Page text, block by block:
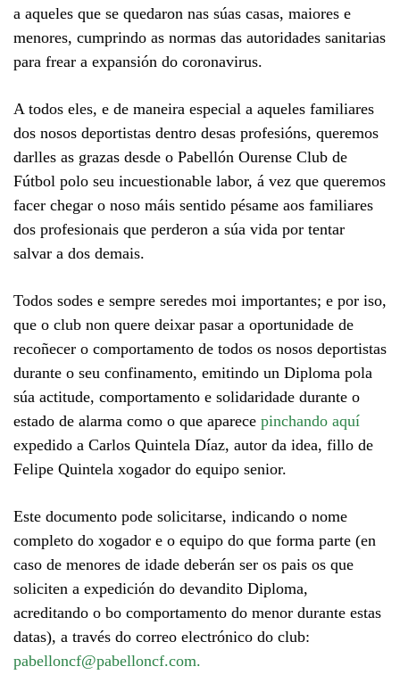
a aqueles que se quedaron nas súas casas, maiores e
menores, cumprindo as normas das autoridades sanitarias
para frear a expansión do coronavirus.
A todos eles, e de maneira especial a aqueles familiares
dos nosos deportistas dentro desas profesións, queremos
darlles as grazas desde o Pabellón Ourense Club de
Fútbol polo seu incuestionable labor, á vez que queremos
facer chegar o noso máis sentido pésame aos familiares
dos profesionais que perderon a súa vida por tentar
salvar a dos demais.
Todos sodes e sempre seredes moi importantes; e por iso,
que o club non quere deixar pasar a oportunidade de
recoñecer o comportamento de todos os nosos deportistas
durante o seu confinamento, emitindo un Diploma pola
súa actitude, comportamento e solidaridade durante o
estado de alarma como o que aparece pinchando aquí
expedido a Carlos Quintela Díaz, autor da idea, fillo de
Felipe Quintela xogador do equipo senior.
Este documento pode solicitarse, indicando o nome
completo do xogador e o equipo do que forma parte (en
caso de menores de idade deberán ser os pais os que
soliciten a expedición do devandito Diploma,
acreditando o bo comportamento do menor durante estas
datas), a través do correo electrónico do club:
pabelloncf@pabelloncf.com.